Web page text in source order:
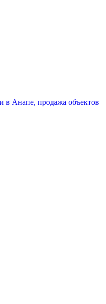
в Анапе, продажа объектов